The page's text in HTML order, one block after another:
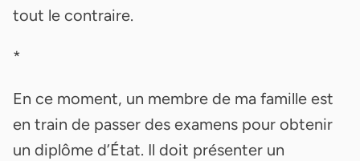
tout le contraire.
*
En ce moment, un membre de ma famille est
en train de passer des examens pour obtenir
un diplôme d’État. Il doit présenter un